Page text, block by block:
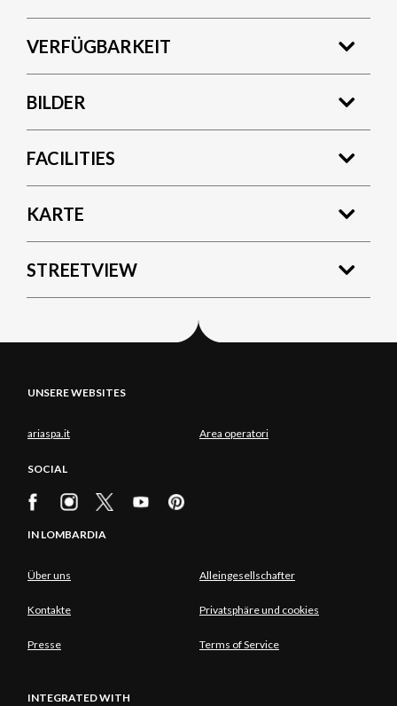
VERFÜGBARKEIT
BILDER
FACILITIES
KARTE
STREETVIEW
UNSERE WEBSITES
ariaspa.it Area operatori
SOCIAL
IN LOMBARDIA
Über uns Alleingesellschafter
Kontakte Privatsphäre und cookies
Presse Terms of Service
INTEGRATED WITH